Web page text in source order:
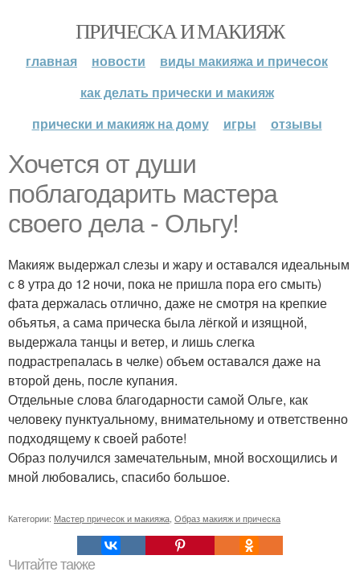
ПРИЧЕСКА И МАКИЯЖ
главная новости
виды макияжа и причесок
как делать прически и макияж
прически и макияж на дому
игры отзывы
Хочется от души
поблагодарить мастера
своего дела - Ольгу!
Макияж выдержал слезы и жару и оставался идеальным
с 8 утра до 12 ночи, пока не пришла пора его смыть)
фата держалась отлично, даже не смотря на крепкие
объятья, а сама прическа была лёгкой и изящной,
выдержала танцы и ветер, и лишь слегка
подрастрепалась в челке) объем оставался даже на
второй день, после купания.
Отдельные слова благодарности самой Ольге, как
человеку пунктуальному, внимательному и ответственно
подходящему к своей работе!
Образ получился замечательным, мной восхощились и
мной любовались, спасибо большое.
Категории: Мастер причесок и макияжа Образ макияж и прическа
Читайте также